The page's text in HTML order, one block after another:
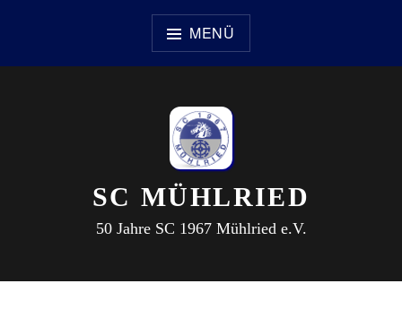
MENÜ
SC MÜHLRIED
50 Jahre SC 1967 Mühlried e.V.